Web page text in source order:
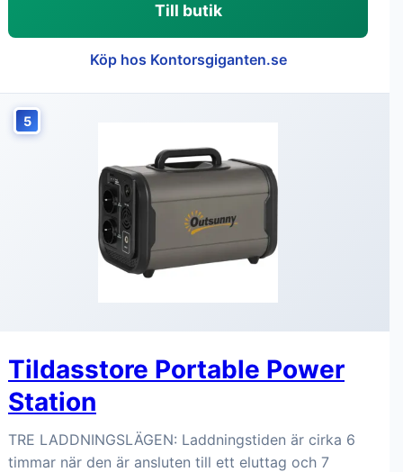
Till butik
Köp hos Kontorsgiganten.se
5
Tildasstore Portable Power
Station
TRE LADDNINGSLÄGEN: Laddningstiden är cirka 6
timmar när den är ansluten till ett eluttag och 7